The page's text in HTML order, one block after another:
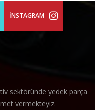
İNSTAGRAM
sektöründe yedek parça
vermekteyiz.